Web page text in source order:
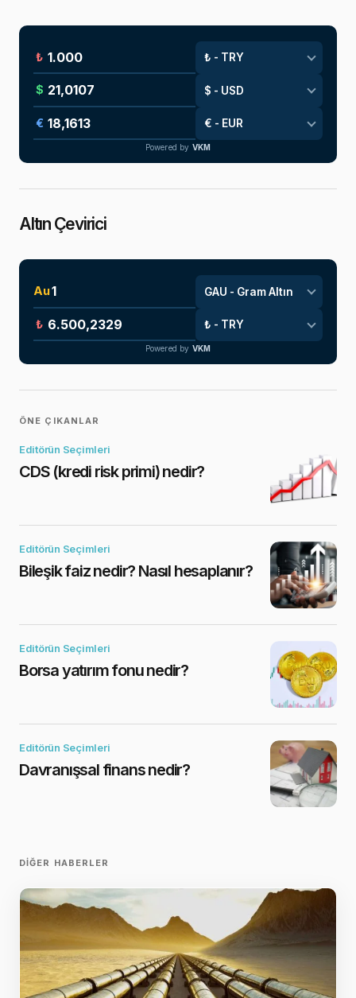
₺
$
€
Powered by VKM
Altın Çevirici
Au
₺
Powered by VKM
ÖNE ÇIKANLAR
Editörün Seçimleri
CDS (kredi risk primi) nedir?
Editörün Seçimleri
Bileşik faiz nedir? Nasıl hesaplanır?
Editörün Seçimleri
Borsa yatırım fonu nedir?
Editörün Seçimleri
Davranışsal finans nedir?
DIĞER HABERLER